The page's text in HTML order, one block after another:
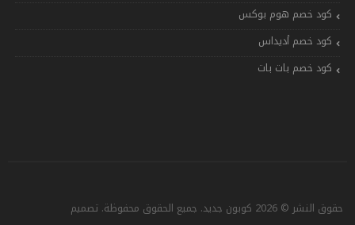
كود خصم هوم بوكس
كود خصم أديداس
كود خصم بات بات
حقوق النشر © 2026 كوبون جديد. جميع الحقوق محفوظة. تصميم